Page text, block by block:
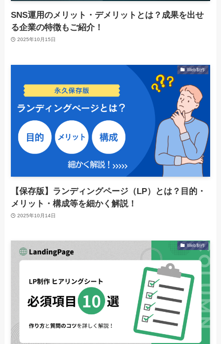
SNS運用のメリット・デメリットとは？成果を出せ
る企業の特徴もご紹介！
2025年10月15日
Web制作
【保存版】ランディングページ（LP）とは？目的・
メリット・構成等を細かく解説！
2025年10月14日
Web制作